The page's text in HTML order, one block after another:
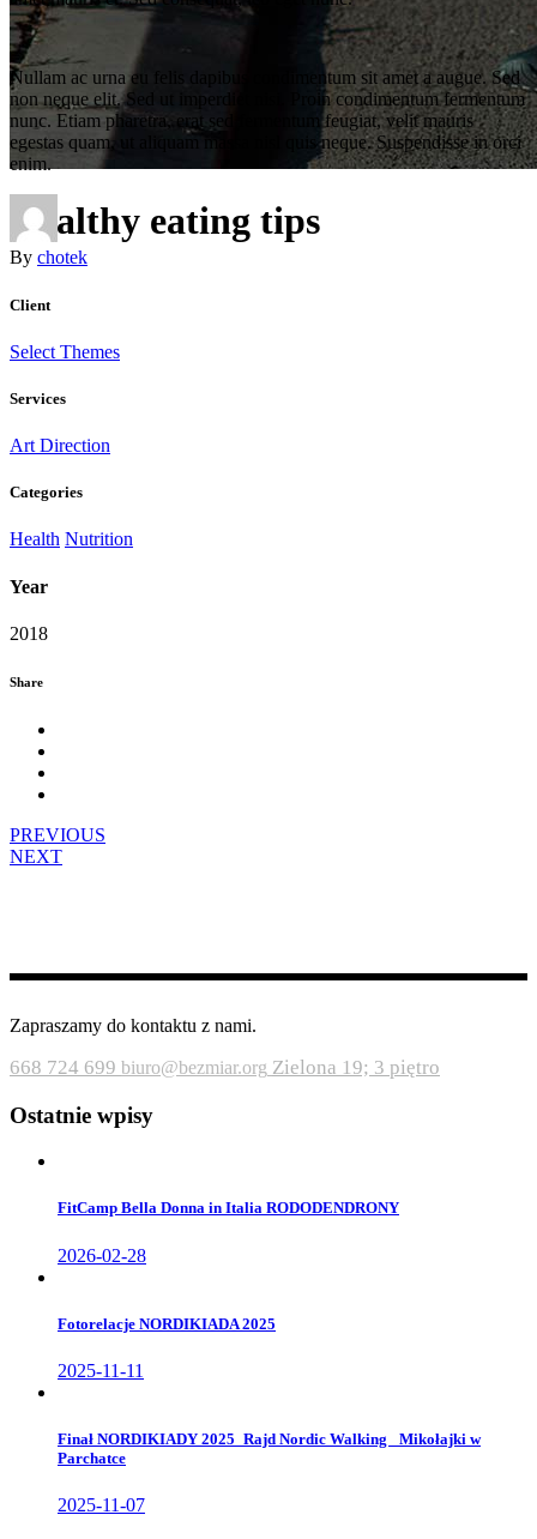
Healthy eating tips
Nullam ac urna eu felis dapibus condimentum sit amet a augue. Sed
non neque elit. Sed ut imperdiet nisi. Proin condimentum fermentum
nunc. Etiam pharetra, erat sed fermentum feugiat, velit mauris
egestas quam, ut aliquam massa nisl quis neque. Suspendisse in orci
enim.
By chotek
Client
Select Themes
Services
Art Direction
Categories
Health Nutrition
Year
2018
Share
PREVIOUS
NEXT
Zapraszamy do kontaktu z nami.
668 724 699 biuro@bezmiar.org Zielona 19; 3 piętro
Ostatnie wpisy
FitCamp Bella Donna in Italia RODODENDRONY
2026-02-28
Fotorelacje NORDIKIADA 2025
2025-11-11
Finał NORDIKIADY 2025_Rajd Nordic Walking _Mikołajki w
Parchatce
2025-11-07